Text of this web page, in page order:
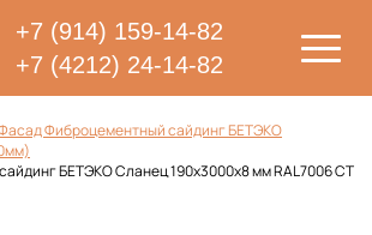
+7 (914) 159-14-82
+7 (4212) 24-14-82
Фиброцементный сайдинг БЕТЭКО
БЕТЭКО Сланец 190х3000х8 мм RAL7006 СТ